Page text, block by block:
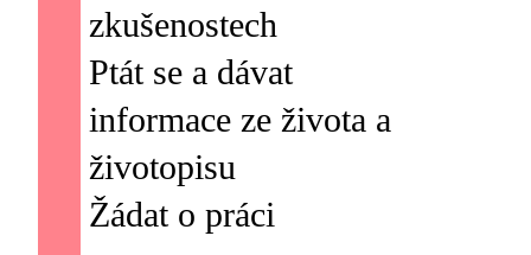
zkušenostech
Ptát se a dávat
informace ze života a
životopisu